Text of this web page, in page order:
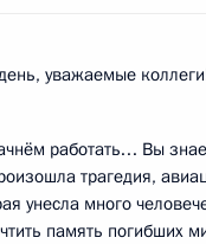
уважаемые
работать… Вы
трагедия,
унесла много
память погибших